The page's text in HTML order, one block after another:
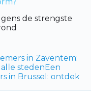
de strengste
in Zaventem:
stedenEen
in Brussel: ontdek